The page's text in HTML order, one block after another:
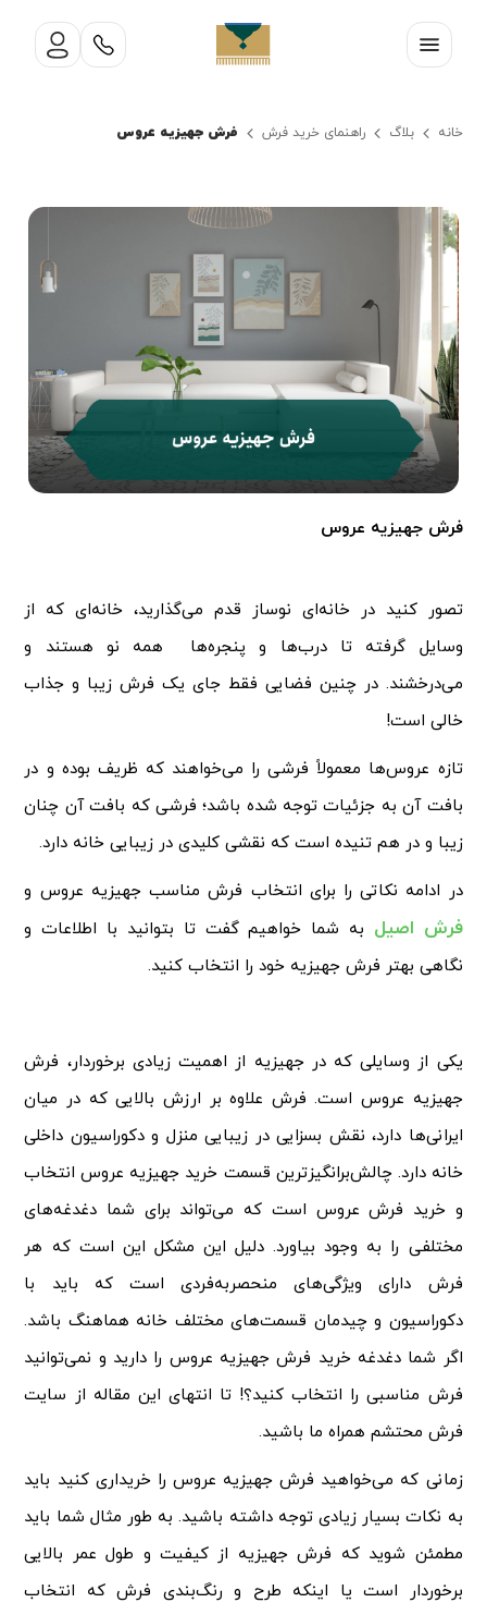
خانه بلاگ راهنمای خرید فرش فرش جهیزیه عروس
فرش جهیزیه عروس
تصور کنید در خانه‌ای نوساز قدم می‌گذارید، خانه‌ای که از
وسایل گرفته تا درب‌ها و پنجره‌ها همه نو هستند و
می‌درخشند. در چنین فضایی فقط جای یک فرش زیبا و جذاب
خالی است!
تازه عروس‌ها معمولاً فرشی را می‌خواهند که ظریف بوده و در
بافت آن به جزئیات توجه شده باشد؛ فرشی که بافت آن چنان
زیبا و در هم تنیده است که نقشی کلیدی در زیبایی خانه دارد.
در ادامه نکاتی را برای انتخاب فرش مناسب جهیزیه عروس و
فرش اصیل به شما خواهیم گفت تا بتوانید با اطلاعات و
نگاهی بهتر فرش جهیزیه خود را انتخاب کنید.
یکی از وسایلی که در جهیزیه از اهمیت زیادی برخوردار، فرش
جهیزیه عروس است. فرش علاوه بر ارزش بالایی که در میان
ایرانی‌ها دارد، نقش بسزایی در زیبایی منزل و دکوراسیون داخلی
خانه دارد. چالش‌برانگیزترین قسمت خرید جهیزیه عروس انتخاب
و خرید فرش عروس است که می‌تواند برای شما دغدغه‌های
مختلفی را به وجود بیاورد. دلیل این مشکل این است که هر
فرش دارای ویژگی‌های منحصربه‌فردی است که باید با
دکوراسیون و چیدمان قسمت‌های مختلف خانه هماهنگ باشد.
اگر شما دغدغه خرید فرش جهیزیه عروس را دارید و نمی‌توانید
فرش مناسبی را انتخاب کنید؟! تا انتهای این مقاله از سایت
فرش محتشم همراه ما باشید.
زمانی که می‌خواهید فرش جهیزیه عروس را خریداری کنید باید
به نکات بسیار زیادی توجه داشته باشید. به طور مثال شما باید
مطمئن شوید که فرش جهیزیه از کیفیت و طول عمر بالایی
برخوردار است یا اینکه طرح و رنگ‌بندی فرش که انتخاب